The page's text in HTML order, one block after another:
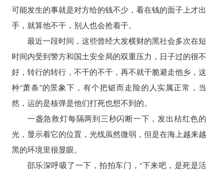
可能发生的事就是对方给的钱不少，看在钱的面子上才出
手，就算他不干，别人也会抢着干。
最近一段时间，这些曾经大发横财的黑社会多次在短
时间内受到警方和国土安全局的双重压力，日子过的很不
好，转行的转行，不干的不干，再不就干脆避走他乡，这
种“萧条”的景象下，有个把铤而走险的人实属正常，当
然，运的是核弹是他们打死也想不到的。
一盏急救灯每隔两到三秒闪断一下，发出桔红色的
光，显示着它的位置，光线虽然微弱，但是在海上越来越
黑的环境里很显眼。
邵乐深呼吸了一下，拍拍车门，“下来吧，是死是活